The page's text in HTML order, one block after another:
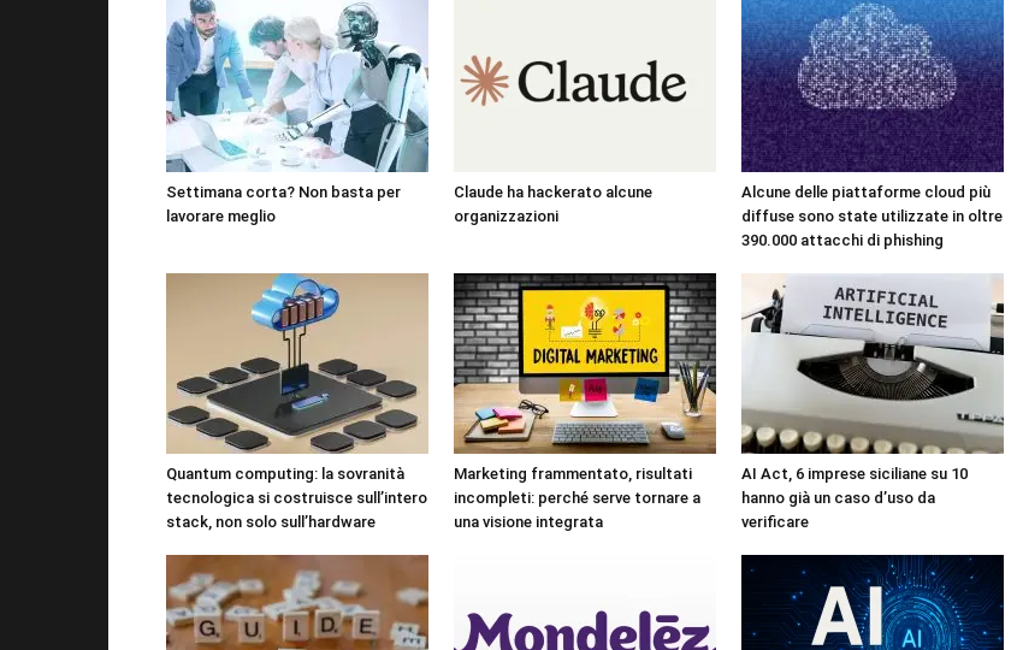
Settimana corta? Non basta per
lavorare meglio
Claude ha hackerato alcune
organizzazioni
Alcune delle piattaforme cloud più
diffuse sono state utilizzate in oltre
390.000 attacchi di phishing
Quantum computing: la sovranità
tecnologica si costruisce sull’intero
stack, non solo sull’hardware
Marketing frammentato, risultati
incompleti: perché serve tornare a
una visione integrata
AI Act, 6 imprese siciliane su 10
hanno già un caso d’uso da
verificare